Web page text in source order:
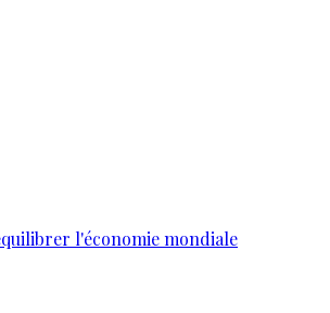
l'économie mondiale